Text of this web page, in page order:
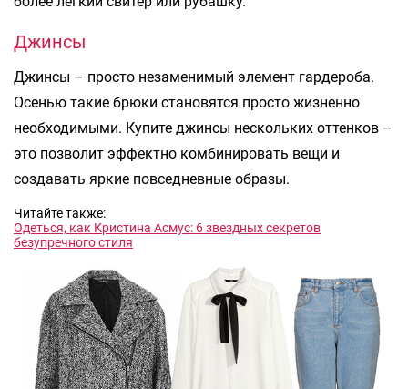
Джинсы
Джинсы – просто незаменимый элемент гардероба.
Осенью такие брюки становятся просто жизненно
необходимыми. Купите джинсы нескольких оттенков –
это позволит эффектно комбинировать вещи и
создавать яркие повседневные образы.
Читайте также:
Одеться, как Кристина Асмус: 6 звездных секретов
безупречного стиля